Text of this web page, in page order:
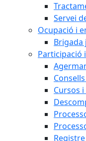
Servei
Ocupació i
Brigada
Participació
Cursos